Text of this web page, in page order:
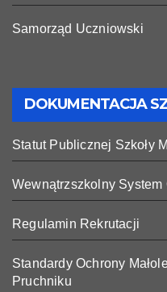
Samorząd Uczniowski
DOKUMENTACJA
Statut Publicznej Szkoły
Wewnątrzszkolny System
Regulamin Rekrutacji
Standardy Ochrony
Pruchniku